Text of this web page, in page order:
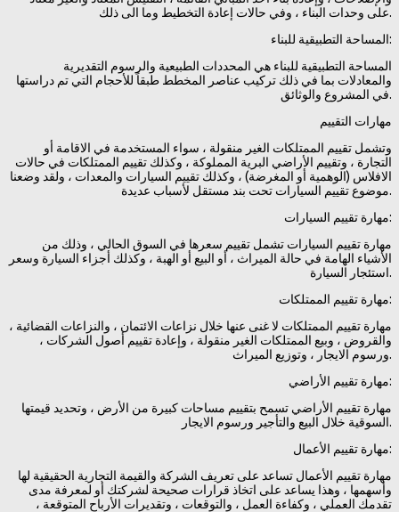
على وحدات البناء ، وفي حالات إعادة التخطيط وما الى ذلك.
المساحة التطبيقية للبناء:
المساحة التطبيقية للبناء هي المحددات الطبيعية والرسوم التقديرية
والمعادلات بما في ذلك تركيب عناصر المخطط طبقاً للأحجام التي تم دراستها
في المشروع والوثائق.
مهارات التقييم
وتشمل تقييم الممتلكات الغير منقولة ، سواء المستخدمة في الاقامة أو
التجارة ، وتقييم الأراضي البرية المملوكة ، وكذلك تقييم الممتلكات في حالات
الافلاس (الوهمية أو المغرضة) ، وكذلك تقييم السيارات والمعدات ، ولقد وضعنا
موضوع تقييم السيارات تحت بند مستقل لأسباب عديدة.
مهارة تقييم السيارات:
مهارة تقييم السيارات تشمل تقييم سعرها في السوق الحالي ، وذلك من
الأشياء الهامة في حالة الميراث ، أو البيع أو الهبة ، وكذلك أجزاء السيارة وسعر
استئجار السيارة.
مهارة تقييم الممتلكات:
مهارة تقييم الممتلكات لا غنى عنها خلال نزاعات الائتمان ، والنزاعات القضائية ،
والقروض ، وبيع الممتلكات الغير منقولة ، وإعادة تقييم أصول الشركات ،
ورسوم الايجار ، وتوزيع الميراث.
مهارة تقييم الأراضي:
مهارة تقييم الأراضي تسمح بتقييم مساحات كبيرة من الأرض ، وتحديد قيمتها
السوقية خلال البيع والتأجير ورسوم الايجار.
مهارة تقييم الأعمال:
مهارة تقييم الأعمال تساعد على تعريف الشركة والقيمة التجارية الحقيقية لها
وأسهمها ، وهذا يساعد على اتخاذ قرارات صحيحة لشركتك أو لمعرفة مدى
تقدمك العملي ، وكفاءة العمل ، والتوقعات ، وتقديرات الأرباح المتوقعة ،